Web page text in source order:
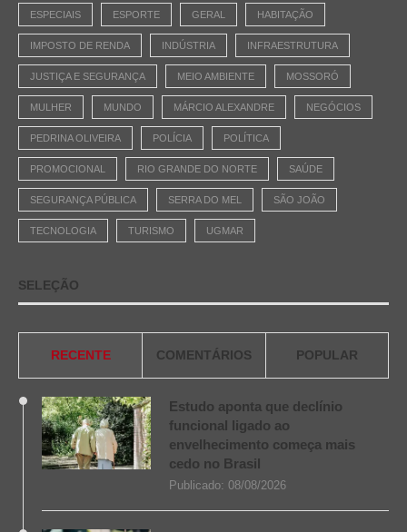
ESPECIAIS ESPORTE GERAL HABITAÇÃO
IMPOSTO DE RENDA INDÚSTRIA INFRAESTRUTURA
JUSTIÇA E SEGURANÇA MEIO AMBIENTE MOSSORÓ
MULHER MUNDO MÁRCIO ALEXANDRE NEGÓCIOS
PEDRINA OLIVEIRA POLÍCIA POLÍTICA
PROMOCIONAL RIO GRANDE DO NORTE SAÚDE
SEGURANÇA PÚBLICA SERRA DO MEL SÃO JOÃO
TECNOLOGIA TURISMO UGMAR
SELEÇÃO
RECENTE COMENTÁRIOS POPULAR
Estudo aponta que declínio
funcional ligado ao
envelhecimento começa mais
cedo no Brasil
Publicado: 08/08/2026